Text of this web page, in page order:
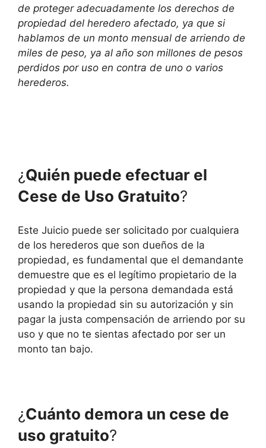
de proteger adecuadamente los derechos de
propiedad del heredero afectado, ya que si
hablamos de un monto mensual de arriendo de
miles de peso, ya al año son millones de pesos
perdidos por uso en contra de uno o varios
herederos.
¿Quién puede efectuar el
Cese de Uso Gratuito?
Este Juicio puede ser solicitado por cualquiera
de los herederos que son dueños de la
propiedad, es fundamental que el demandante
demuestre que es el legítimo propietario de la
propiedad y que la persona demandada está
usando la propiedad sin su autorización y sin
pagar la justa compensación de arriendo por su
uso y que no te sientas afectado por ser un
monto tan bajo.
¿Cuánto demora un cese de
uso gratuito?